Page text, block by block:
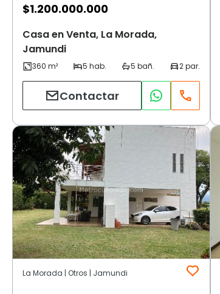
$1.200.000.000
Casa en Venta, La Morada,
Jamundi
Contactar
La Morada | Otros | Jamundi